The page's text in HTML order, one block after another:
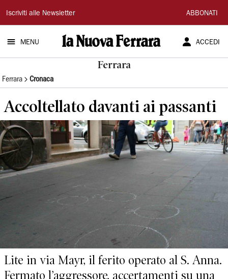
La
Nuova
Ferrara
Iscriviti alle Newsletter ABBONATI
MENU ACCEDI
Ferrara
Ferrara Cronaca
Accoltellato davanti ai passanti
Lite in via Mayr, il ferito operato al S. Anna.
Fermato l’aggressore, accertamenti su una